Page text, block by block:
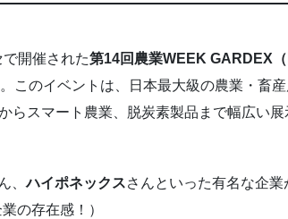
開催された第14回農業WEEK GARDEX
このイベントは、日本最大級の農業・畜
らスマート農業、脱炭素製品まで幅広い展
、ハイポネックスさんといった有名な企
の存在感！）